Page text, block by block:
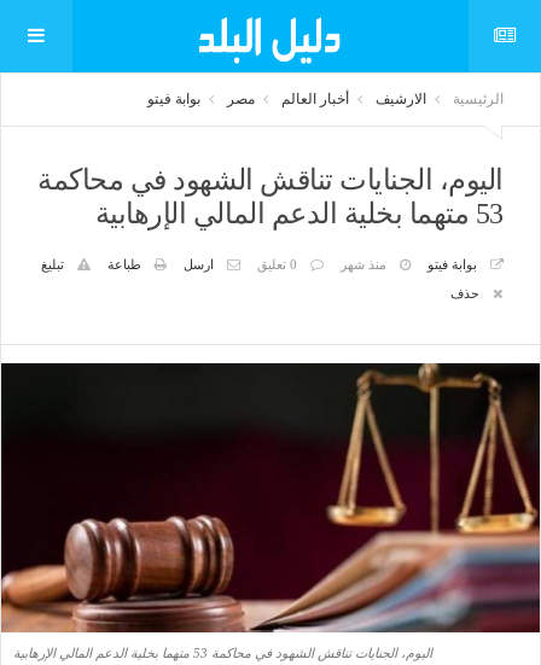
الرئيسية الارشيف أخبار العالم مصر بوابة فيتو
اليوم، الجنايات تناقش الشهود في محاكمة
53 متهما بخلية الدعم المالي الإرهابية
بوابة فيتو منذ شهر 0 تعليق ارسل طباعة
تبليغ
حذف
اليوم، الجنايات تناقش الشهود في محاكمة 53 متهما بخلية الدعم المالي الإرهابية